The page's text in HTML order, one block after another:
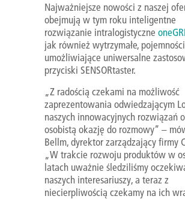
Najważniejsze nowości z naszej
obejmują w tym roku inteligentne
rozwiązanie intralogistyczne
jak również wytrzymałe,
umożliwiające uniwersalne
przyciski SENSORtaster.
„Z radością czekami na możliwość
zaprezentowania odwiedzającym
naszych innowacyjnych rozwiązań
osobistą okazję do rozmowy” –
Bellm, dyrektor zarządzający firmy
„W trakcie rozwoju produktów w
latach uważnie śledziliśmy
naszych interesariuszy, a teraz z
niecierpliwością czekamy na ich